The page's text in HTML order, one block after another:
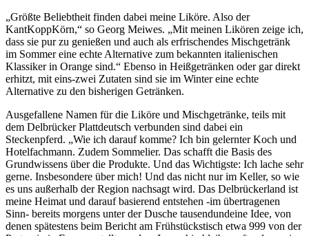
„Größte Beliebtheit finden dabei meine Liköre. Also der
KantKoppKörn,“ so Georg Meiwes. „Mit meinen Likören zeige ich,
dass sie pur zu genießen und auch als erfrischendes Mischgetränk
im Sommer eine echte Alternative zum bekannten italienischen
Klassiker in Orange sind.“ Ebenso in Heißgetränken oder gar direkt
erhitzt, mit eins-zwei Zutaten sind sie im Winter eine echte
Alternative zu den bisherigen Getränken.
Ausgefallene Namen für die Liköre und Mischgetränke, teils mit
dem Delbrücker Plattdeutsch verbunden sind dabei ein
Steckenpferd. „Wie ich darauf komme? Ich bin gelernter Koch und
Hotelfachmann. Zudem Sommelier. Das schafft die Basis des
Grundwissens über die Produkte. Und das Wichtigste: Ich lache sehr
gerne. Insbesondere über mich! Und das nicht nur im Keller, so wie
es uns außerhalb der Region nachsagt wird. Das Delbrückerland ist
meine Heimat und darauf basierend entstehen -im übertragenen
Sinn- bereits morgens unter der Dusche tausendundeine Idee, von
denen spätestens beim Bericht am Frühstückstisch etwa 999 von der